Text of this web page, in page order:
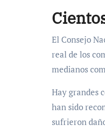
El Consejo
real de los
medianos
Hay grandes
han sido
sufrieron